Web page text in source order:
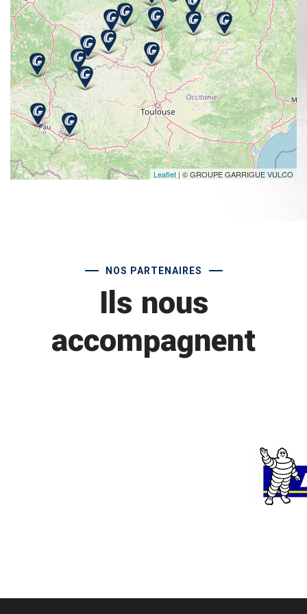
Leaflet | © GROUPE GARRIGUE VULCO
NOS PARTENAIRES
Ils nous
accompagnent